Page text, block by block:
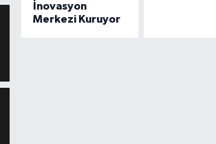
İnovasyon
Merkezi Kuruyor